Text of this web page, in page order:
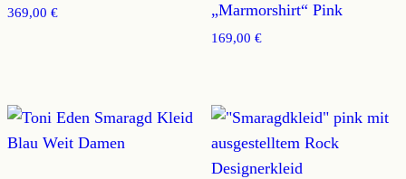
369,00 € „Marmorshirt“ Pink
169,00 €